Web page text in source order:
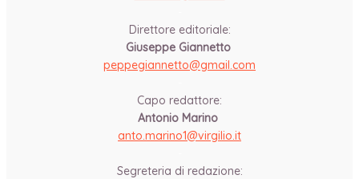
Direttore editoriale:
Giuseppe Giannetto
peppegiannetto@gmail.com
Capo redattore:
Antonio Marino
anto.marino1@virgilio.it
Segreteria di redazione: